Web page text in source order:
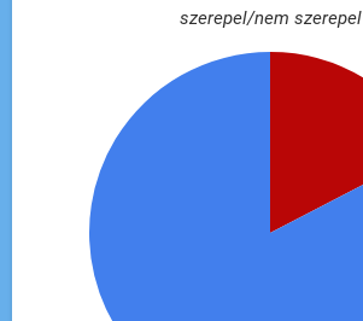
szerepel/nem szerepel